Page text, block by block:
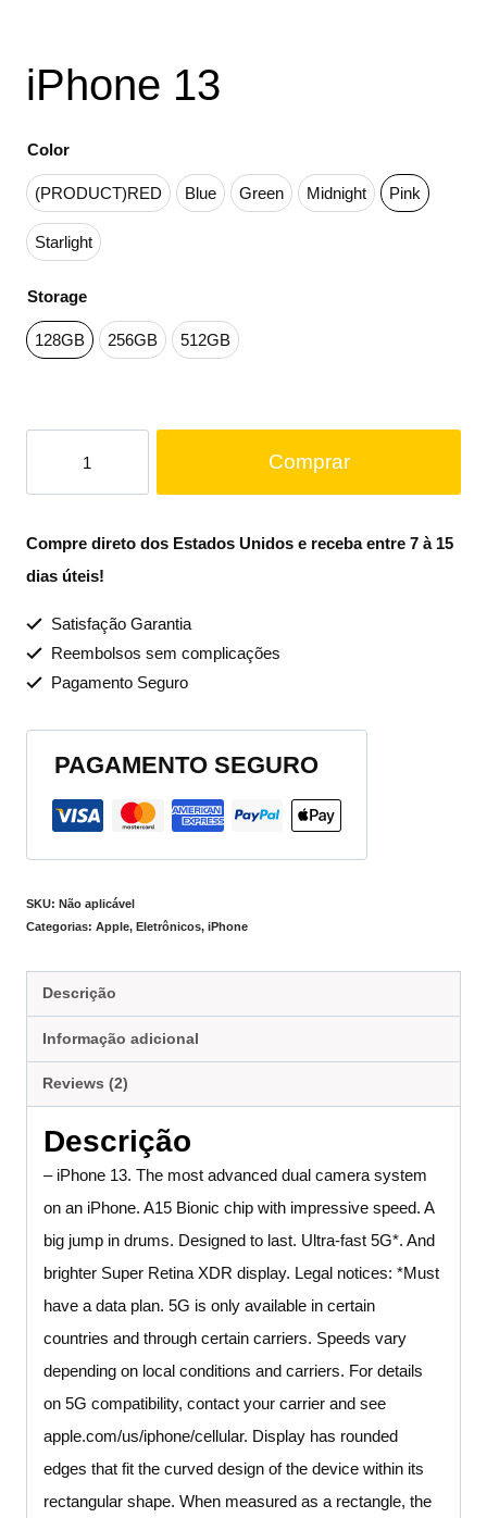
iPhone 13
Color
(PRODUCT)RED Blue Green Midnight Pink
Starlight
Storage
128GB 256GB 512GB
Comprar
Compre direto dos Estados Unidos e receba entre 7 à 15
dias úteis!
Satisfação Garantia
Reembolsos sem complicações
Pagamento Seguro
PAGAMENTO SEGURO
SKU: Não aplicável
Categorias: Apple, Eletrônicos, iPhone
Descrição
Informação adicional
Reviews (2)
Descrição
– iPhone 13. The most advanced dual camera system
on an iPhone. A15 Bionic chip with impressive speed. A
big jump in drums. Designed to last. Ultra-fast 5G*. And
brighter Super Retina XDR display. Legal notices: *Must
have a data plan. 5G is only available in certain
countries and through certain carriers. Speeds vary
depending on local conditions and carriers. For details
on 5G compatibility, contact your carrier and see
apple.com/us/iphone/cellular. Display has rounded
edges that fit the curved design of the device within its
rectangular shape. When measured as a rectangle, the